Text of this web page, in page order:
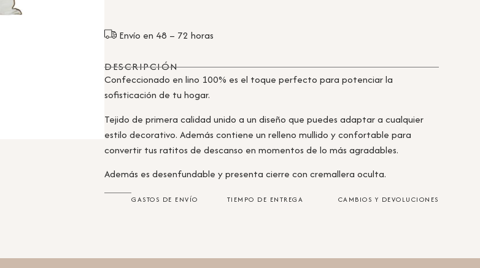
Envío en 48 – 72 horas
DESCRIPCIÓN
Confeccionado en lino 100% es el toque perfecto para potenciar la
sofisticación de tu hogar.
Tejido de primera calidad unido a un diseño que puedes adaptar a cualquier
estilo decorativo. Además contiene un relleno mullido y confortable para
convertir tus ratitos de descanso en momentos de lo más agradables.
Además es desenfundable y presenta cierre con cremallera oculta.
GASTOS DE ENVÍO TIEMPO DE ENTREGA CAMBIOS Y DEVOLUCIONES